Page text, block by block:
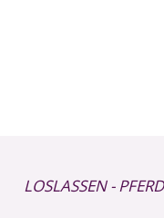
LOSLASSEN-